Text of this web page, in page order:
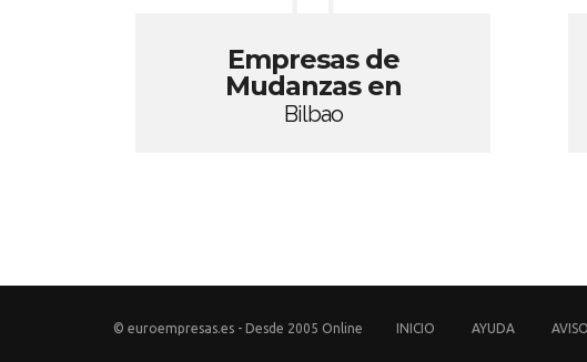
Empresas de
Mudanzas en
Bilbao
© euroempresas.es - Desde 2005 Online INICIO AYUDA